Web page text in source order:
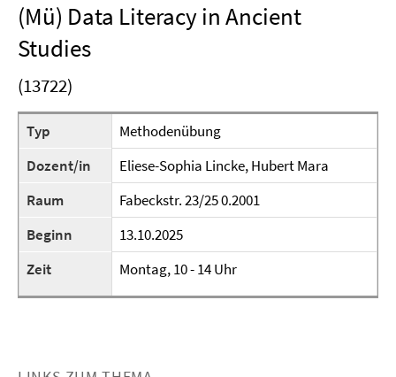
(Mü) Data Literacy in Ancient
Studies
(13722)
Typ
Methodenübung
Dozent/in
Eliese-Sophia Lincke, Hubert Mara
Raum
Fabeckstr. 23/25 0.2001
Beginn
13.10.2025
Zeit
Montag, 10 - 14 Uhr